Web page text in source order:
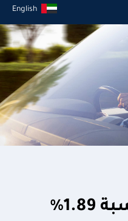
English
قرض السيارة بنسبة 1.89٪